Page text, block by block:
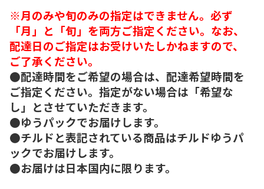
※月のみや旬のみの指定はできません。必ず
「月」と「旬」を両方ご指定ください。なお、
配達日のご指定はお受けいたしかねますので、
ご了承ください。
●配達時間をご希望の場合は、配達希望時間を
ご指定ください。指定がない場合は「希望な
し」とさせていただきます。
●ゆうパックでお届けします。
●チルドと表記されている商品はチルドゆうパ
ックでお届けします。
●お届けは日本国内に限ります。